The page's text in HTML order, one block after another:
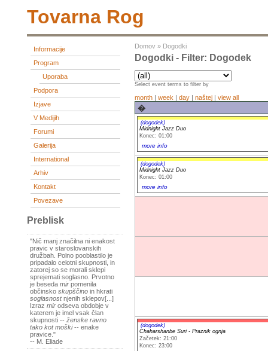
Tovarna Rog
Informacije
Program
Uporaba
Podpora
Izjave
V Medijih
Forumi
Galerija
International
Arhiv
Kontakt
Povezave
Preblisk
"Nič manj značilna ni enakost
pravic v staroslovanskih
družbah. Polno pooblastilo je
pripadalo celotni skupnosti, in
zatorej so se morali sklepi
sprejemati soglasno. Prvotno
je beseda mir pomenila
občinsko skupščino in hkrati
soglasnostnjenih sklepov[...]
Izraz mir odseva obdobje v
katerem je imel vsak član
skupnosti -- ženske ravno
tako kot moški-- enake
pravice."
-- M. Eliade
Domov » Dogodki
Dogodki - Filter: Dogodek
Select event terms to filter by
month | week | day | naštej | view all
�
(dogodek)
Midnight Jazz Duo
Konec: 01:00
more info
(dogodek)
Midnight Jazz Duo
Konec: 01:00
more info
(dogodek)
Chaharshanbe Suri - Praznik ognja
Začetek: 21:00
Konec: 23:00